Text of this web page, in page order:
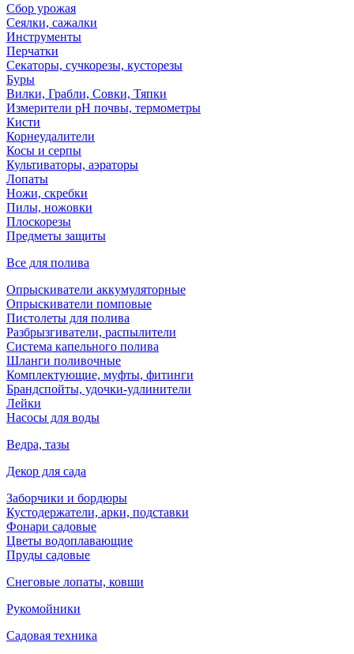
Сбор урожая
Сеялки, сажалки
Инструменты
Перчатки
Секаторы, сучкорезы, кусторезы
Буры
Вилки, Грабли, Совки, Тяпки
Измерители pH почвы, термометры
Кисти
Корнеудалители
Косы и серпы
Культиваторы, аэраторы
Лопаты
Ножи, скребки
Пилы, ножовки
Плоскорезы
Предметы защиты
Все для полива
Опрыскиватели аккумуляторные
Опрыскиватели помповые
Пистолеты для полива
Разбрызгиватели, распылители
Система капельного полива
Шланги поливочные
Комплектующие, муфты, фитинги
Брандспойты, удочки-удлинители
Лейки
Насосы для воды
Ведра, тазы
Декор для сада
Заборчики и бордюры
Кустодержатели, арки, подставки
Фонари садовые
Цветы водоплавающие
Пруды садовые
Снеговые лопаты, ковши
Рукомойники
Садовая техника